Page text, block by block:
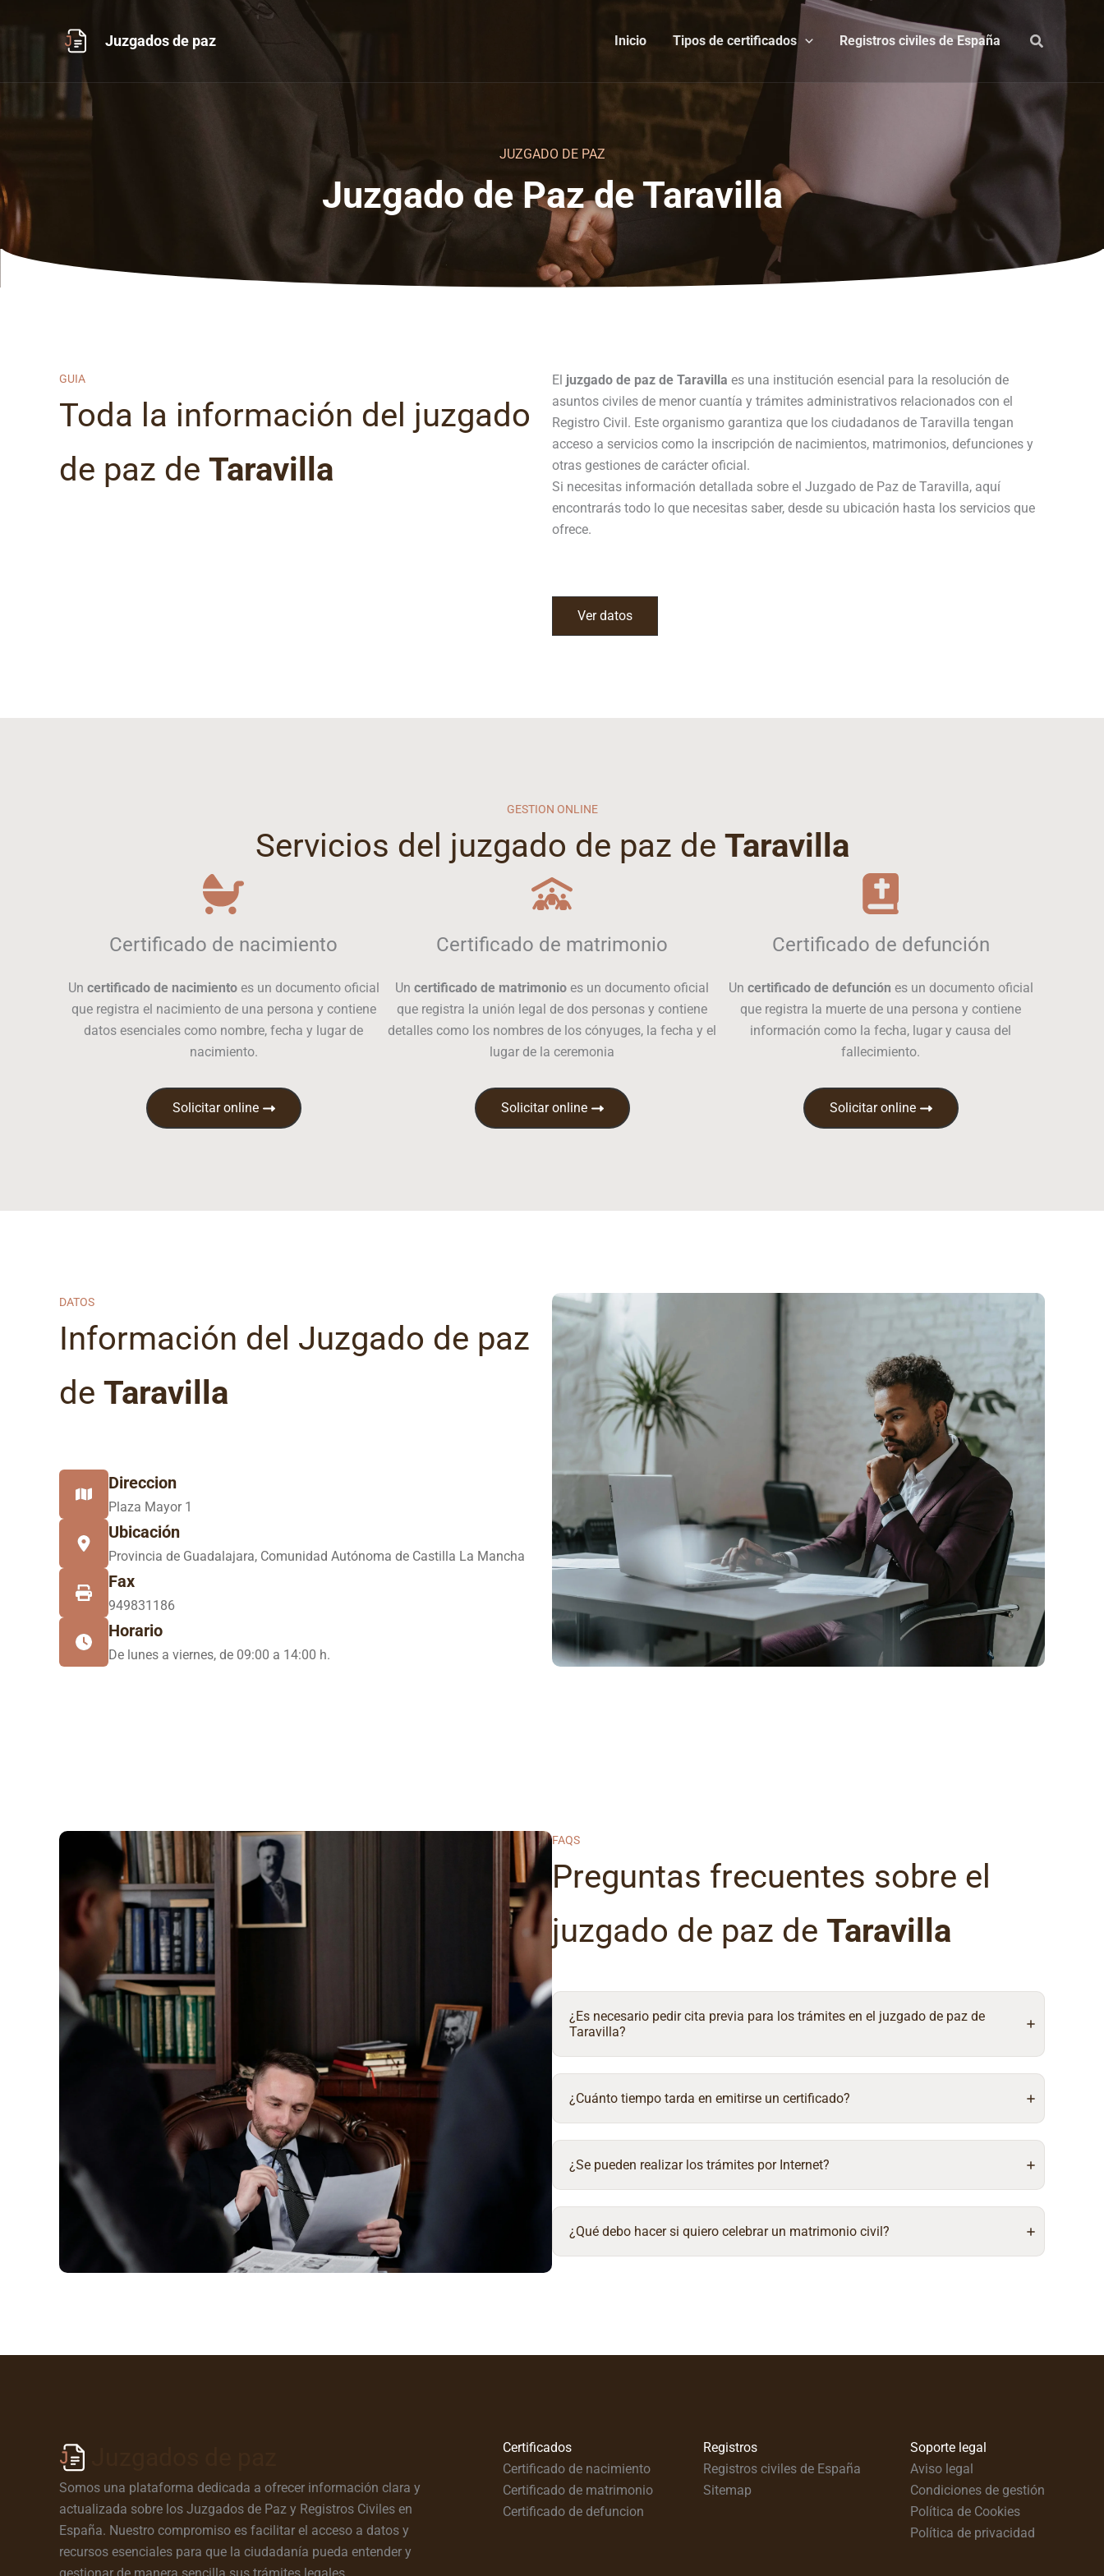
Juzgados de paz Inicio Tipos de certificados Registros civiles de España
JUZGADO DE PAZ
Juzgado de Paz de Taravilla
GUIA
Toda la información del juzgado
de paz de Taravilla
El juzgado de paz de Taravilla es una institución esencial para la resolución de
asuntos civiles de menor cuantía y trámites administrativos relacionados con el
Registro Civil. Este organismo garantiza que los ciudadanos de Taravilla tengan
acceso a servicios como la inscripción de nacimientos, matrimonios, defunciones y
otras gestiones de carácter oficial.
Si necesitas información detallada sobre el Juzgado de Paz de Taravilla, aquí
encontrarás todo lo que necesitas saber, desde su ubicación hasta los servicios que
ofrece.
Ver datos
GESTION ONLINE
Servicios del juzgado de paz de Taravilla
Certificado de nacimiento
Un certificado de nacimientoes un documento oficial
que registra el nacimiento de una persona y contiene
datos esenciales como nombre, fecha y lugar de
nacimiento.
Solicitar online
Certificado de matrimonio
Un certificado de matrimonio es un documento oficial
que registra la unión legal de dos personas y contiene
detalles como los nombres de los cónyuges, la fecha y el
lugar de la ceremonia
Solicitar online
Certificado de defunción
Un certificado de defunción es un documento oficial
que registra la muerte de una persona y contiene
información como la fecha, lugar y causa del
fallecimiento.
Solicitar online
DATOS
Información del Juzgado de paz
de Taravilla
Direccion
Plaza Mayor 1
Ubicación
Provincia de Guadalajara, Comunidad Autónoma de Castilla La Mancha
Fax
949831186
Horario
De lunes a viernes, de 09:00 a 14:00 h.
FAQS
Preguntas frecuentes sobre el
juzgado de paz de Taravilla
¿Es necesario pedir cita previa para los trámites en el juzgado de paz de
Taravilla?
¿Cuánto tiempo tarda en emitirse un certificado?
¿Se pueden realizar los trámites por Internet?
¿Qué debo hacer si quiero celebrar un matrimonio civil?
Somos una plataforma dedicada a ofrecer información clara y
actualizada sobre los Juzgados de Paz y Registros Civiles en
España. Nuestro compromiso es facilitar el acceso a datos y
recursos esenciales para que la ciudadanía pueda entender y
Certificados
Certificado de nacimiento
Certificado de matrimonio
Certificado de defuncion
Registros
Registros civiles de España
Sitemap
Soporte legal
Aviso legal
Condiciones de gestión
Política de Cookies
Política de privacidad